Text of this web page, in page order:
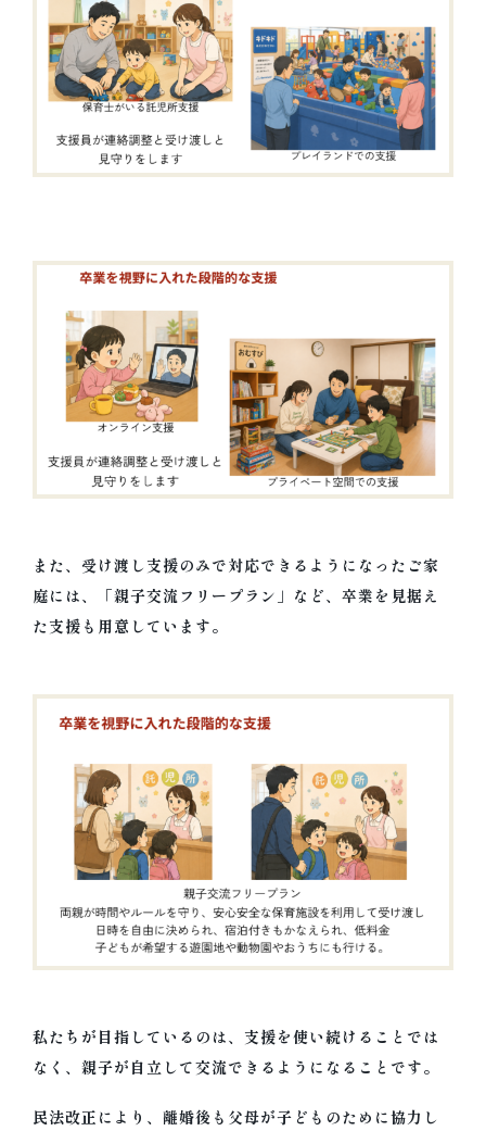
また、受け渡し支援のみで対応できるようになったご家
庭には、「親子交流フリープラン」など、卒業を見据え
た支援も用意しています。
私たちが目指しているのは、支援を使い続けることでは
なく、親子が自立して交流できるようになることです。
民法改正により、離婚後も父母が子どものために協力し